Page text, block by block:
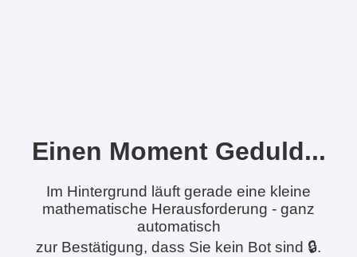
Einen Moment Geduld...
Im Hintergrund läuft gerade eine kleine
mathematische Herausforderung - ganz
automatisch
zur Bestätigung, dass Sie kein Bot sind 🔒.